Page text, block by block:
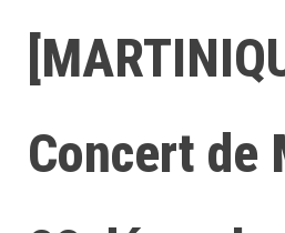
Concert de